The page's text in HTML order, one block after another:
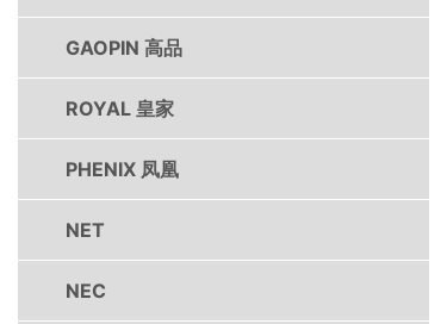
GAOPIN 高品
ROYAL 皇家
PHENIX 凤凰
NET
NEC